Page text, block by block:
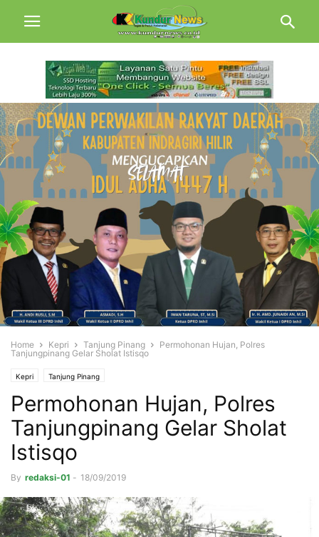
Home Kepri Tanjung Pinang
Permohonan Hujan, Polres
Tanjungpinang Gelar Sholat Istisqo
Kepri Tanjung Pinang
Permohonan Hujan, Polres
Tanjungpinang Gelar Sholat
Istisqo
By redaksi-01 - 18/09/2019